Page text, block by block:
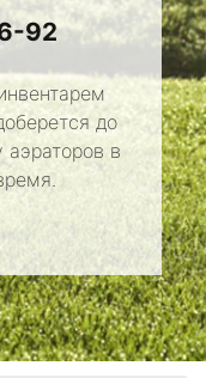
92
до
аэраторов в